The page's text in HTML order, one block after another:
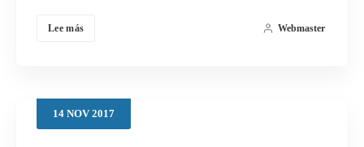
Lee más Webmaster
14 NOV2017